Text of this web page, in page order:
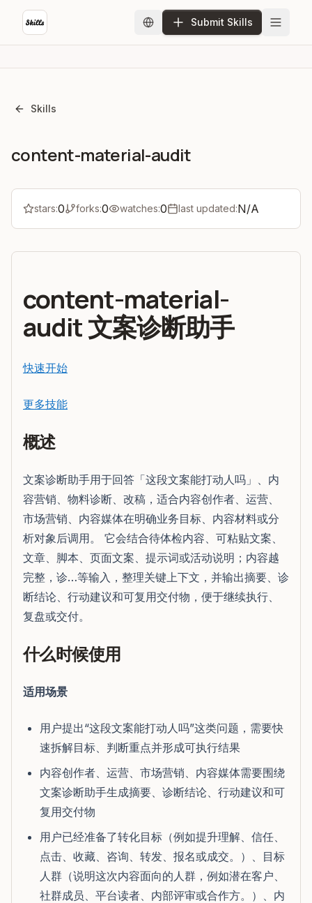
Submit Skills
Skills
content-material-audit
stars:0 forks:0 watches:0 last updated:N/A
content-material-
audit 文案诊断助手
快速开始
更多技能
概述
文案诊断助手用于回答「这段文案能打动人吗」、内
容营销、物料诊断、改稿，适合内容创作者、运营、
市场营销、内容媒体在明确业务目标、内容材料或分
析对象后调用。 它会结合待体检内容、可粘贴文案、
文章、脚本、页面文案、提示词或活动说明；内容越
完整，诊…等输入，整理关键上下文，并输出摘要、诊
断结论、行动建议和可复用交付物，便于继续执行、
复盘或交付。
什么时候使用
适用场景
用户提出“这段文案能打动人吗”这类问题，需要快
速拆解目标、判断重点并形成可执行结果
内容创作者、运营、市场营销、内容媒体需要围绕
文案诊断助手生成摘要、诊断结论、行动建议和可
复用交付物
用户已经准备了转化目标（例如提升理解、信任、
点击、收藏、咨询、转发、报名或成交。）、目标
人群（说明这次内容面向的人群，例如潜在客户、
社群成员、平台读者、内部评审或合作方。）、内